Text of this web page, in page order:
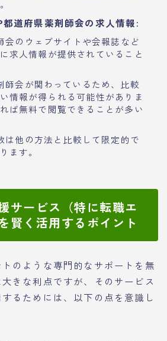
都道府県薬剤師会の求人情報:
会のウェブサイトや会報誌など
求人情報が提供されていること
師会が関わっているため、比較
情報が得られる可能性がありま
ば無料で閲覧できることが多い
は他の方法と比較して限定的で
ます。
サービス（特に転職エ
賢く活用するポイント
のような専門的なサポートを無
きな利点ですが、そのサービス
るためには、以下の点を意識し